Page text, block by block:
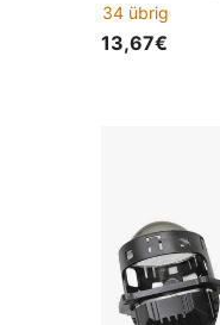
34 übrig
13,67€